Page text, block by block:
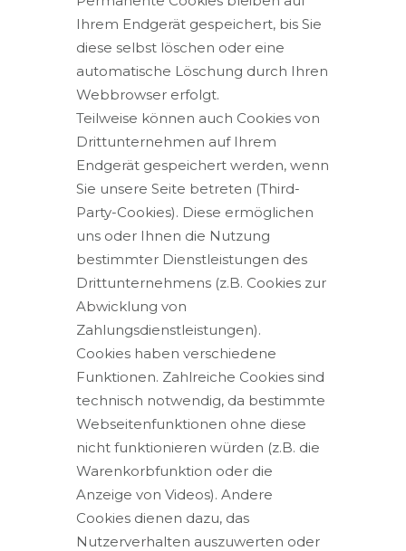
Ihrem Endgerät gespeichert, bis Sie
diese selbst löschen oder eine
automatische Löschung durch Ihren
Webbrowser erfolgt.
Teilweise können auch Cookies von
Drittunternehmen auf Ihrem
Endgerät gespeichert werden, wenn
Sie unsere Seite betreten (Third-
Party-Cookies). Diese ermöglichen
uns oder Ihnen die Nutzung
bestimmter Dienstleistungen des
Drittunternehmens (z.B. Cookies zur
Abwicklung von
Zahlungsdienstleistungen).
Cookies haben verschiedene
Funktionen. Zahlreiche Cookies sind
technisch notwendig, da bestimmte
Webseitenfunktionen ohne diese
nicht funktionieren würden (z.B. die
Warenkorbfunktion oder die
Anzeige von Videos). Andere
Cookies dienen dazu, das
Nutzerverhalten auszuwerten oder